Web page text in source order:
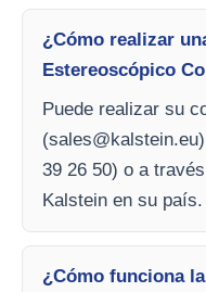
¿Cómo realizar
Estereoscópico
Puede realizar su
(sales@kalstein.eu
39 26 50) o a
Kalstein en su país.
¿Cómo funciona